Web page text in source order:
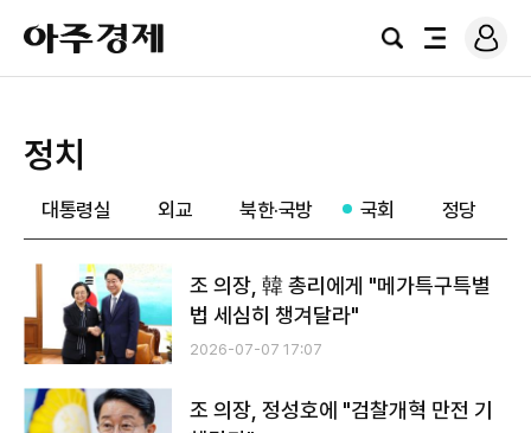
아
주
경
검
전
로
그
정치
대통령실 외교 북한·국방 국회 정당
조 의장, 韓 총리에게 "메가특구특별
법 세심히 챙겨달라"
2026-07-07 17:07
조 의장, 정성호에 "검찰개혁 만전 기